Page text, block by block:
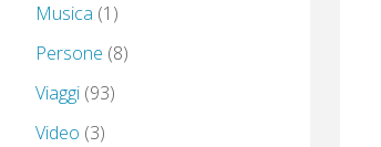
Musica (1)
Persone (8)
Viaggi (93)
Video (3)